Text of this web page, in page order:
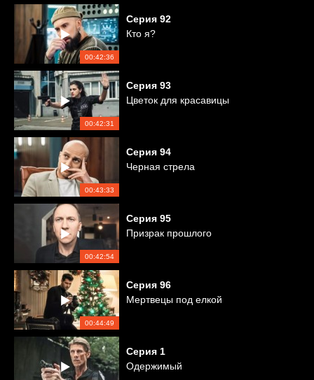
00:42:36
Серия 92
Кто я?
00:42:31
Серия 93
Цветок для красавицы
00:43:33
Серия 94
Черная стрела
00:42:54
Серия 95
Призрак прошлого
00:44:49
Серия 96
Мертвецы под елкой
Серия 1
Одержимый